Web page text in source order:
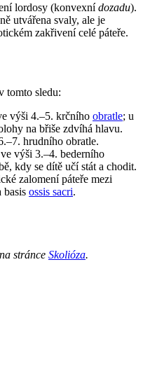
lordosy (konvexnídozadu).
utvářena svaly, ale je
zakřivení celé páteře.
tomto sledu:
výši 4.–5. krčního obratle; u
na břiše zdvíhá hlavu.
hrudního obratle.
výši 3.–4. bederního
kdy se dítě učí stát a chodit.
zalomení páteře mezi
basis ossis sacri.
stránce Skolióza.